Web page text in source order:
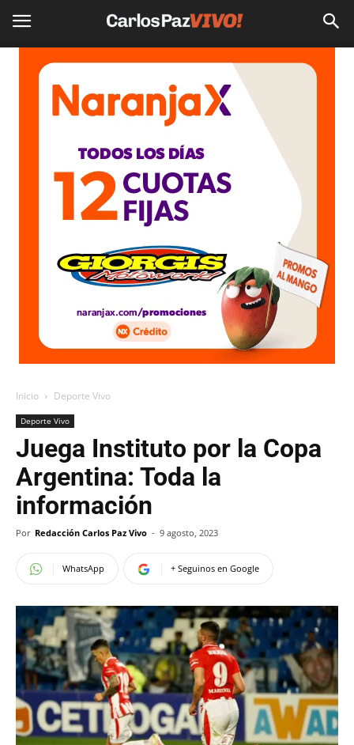
Inicio Deporte Vivo
Deporte Vivo
Juega Instituto por la Copa
Argentina: Toda la
información
Por Redacción Carlos Paz Vivo - 9 agosto, 2023
WhatsApp + Seguinos en Google